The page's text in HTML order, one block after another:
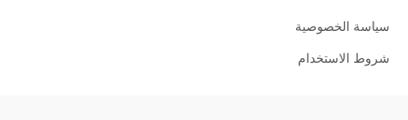
سياسة الخصوصية
شروط الاستخدام